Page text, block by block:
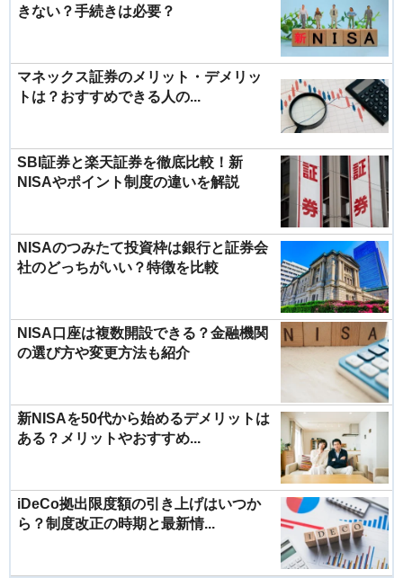
きない？手続きは必要？
マネックス証券のメリット・デメリッ
トは？おすすめできる人の...
SBI証券と楽天証券を徹底比較！新
NISAやポイント制度の違いを解説
NISAのつみたて投資枠は銀行と証券会
社のどっちがいい？特徴を比較
NISA口座は複数開設できる？金融機関
の選び方や変更方法も紹介
新NISAを50代から始めるデメリットは
ある？メリットやおすすめ...
iDeCo拠出限度額の引き上げはいつか
ら？制度改正の時期と最新情...